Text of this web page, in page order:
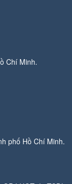
Chí Minh.
phố Hồ Chí Minh.